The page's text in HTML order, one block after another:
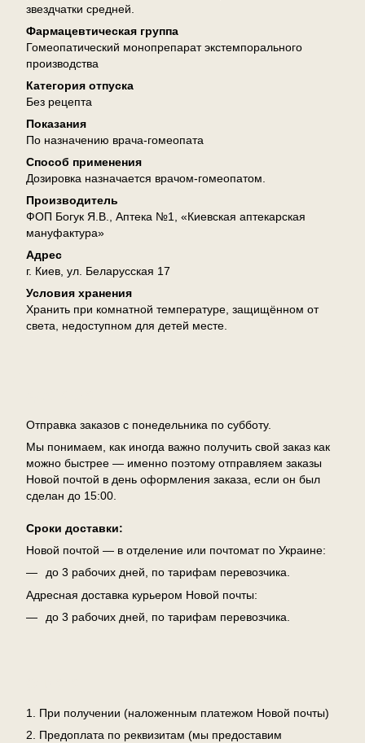
звездчатки средней.
Фармацевтическая группа
Гомеопатический монопрепарат экстемпорального
производства
Категория отпуска
Без рецепта
Показания
По назначению врача-гомеопата
Способ применения
Дозировка назначается врачом-гомеопатом.
Производитель
ФОП Богук Я.В., Аптека №1, «Киевская аптекарская
мануфактура»
Адрес
г. Киев, ул. Беларусская 17
Условия хранения
Хранить при комнатной температуре, защищённом от
света, недоступном для детей месте.
Отправка заказов с понедельника по субботу.
Мы понимаем, как иногда важно получить свой заказ как
можно быстрее — именно поэтому отправляем заказы
Новой почтой в день оформления заказа, если он был
сделан до 15:00.
Сроки доставки:
Новой почтой — в отделение или почтомат по Украине:
до 3 рабочих дней, по тарифам перевозчика.
Адресная доставка курьером Новой почты:
до 3 рабочих дней, по тарифам перевозчика.
1. При получении (наложенным платежом Новой почты)
2. Предоплата по реквизитам (мы предоставим